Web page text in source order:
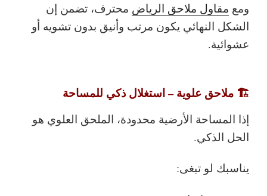
ومع مقاول ملاحق الرياض محترف، تضمن إن
الشكل النهائي يكون مرتب وأنيق بدون تشويه أو
عشوائية.
🏗️ ملاحق علوية – استغلال ذكي للمساحة
إذا المساحة الأرضية محدودة، الملحق العلوي هو
الحل الذكي.
يناسبك لو تبغى: